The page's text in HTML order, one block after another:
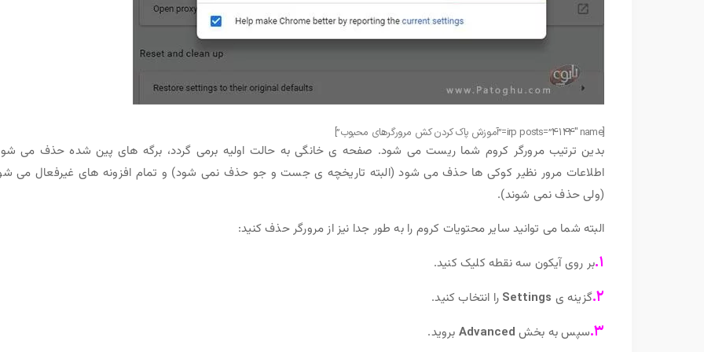
[irp posts=”4144″ name=”آموزش پاک کردن کش مرورگرهای محبوب”]
بدین ترتیب مرورگر کروم شما ریست می شود. صفحه ی خانگی به حالت اولیه برمی گردد، برگه های پین شده حذف می
اطلاعات مرور نظیر کوکی ها حذف می شود (البته تاریخچه ی جست و جو حذف نمی شود) و تمام افزونه های غیرفعال می
(ولی حذف نمی شوند).
البته شما می توانید سایر محتویات کروم را به طور جدا نیز از مرورگر حذف کنید:
۱. بر روی آیکون سه نقطه کلیک کنید.
۲. گزینه ی Settings را انتخاب کنید.
۳. سپس به بخش Advanced بروید.